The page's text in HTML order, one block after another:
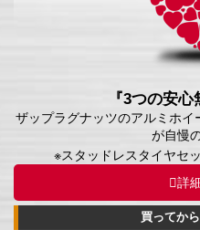
『3つの安心
ザップラグナッツのアルミホイ
が自慢
※スタッドレスタイヤセ
詳
買ってか